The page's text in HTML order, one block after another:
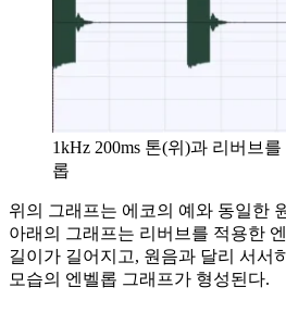
1kHz 200ms 톤(위)과 리버브
롭
위의 그래프는 에코의 예와 동일한
아래의 그래프는 리버브를 적용한
길이가 길어지고, 원음과 달리 서서
모습의 엔벨롭 그래프가 형성된다.